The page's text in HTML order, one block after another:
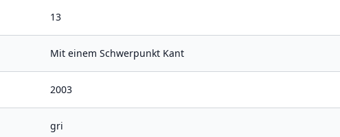
13
Mit einem Schwerpunkt Kant
2003
gri